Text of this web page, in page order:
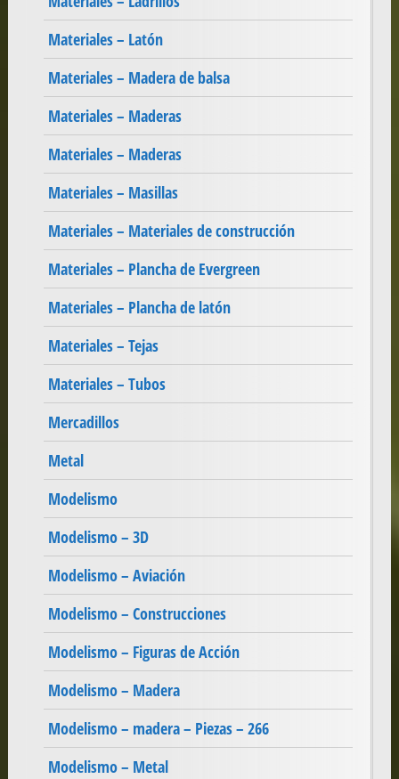
Materiales – Latón
Materiales – Madera de balsa
Materiales – Maderas
Materiales – Maderas
Materiales – Masillas
Materiales – Materiales de construcción
Materiales – Plancha de Evergreen
Materiales – Plancha de latón
Materiales – Tejas
Materiales – Tubos
Mercadillos
Metal
Modelismo
Modelismo – 3D
Modelismo – Aviación
Modelismo – Construcciones
Modelismo – Figuras de Acción
Modelismo – Madera
Modelismo – madera – Piezas – 266
Modelismo – Metal